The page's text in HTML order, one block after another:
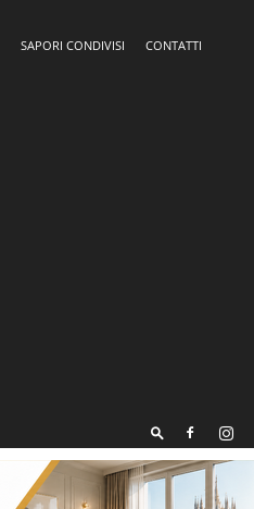
SAPORI CONDIVISI
CONTATTI